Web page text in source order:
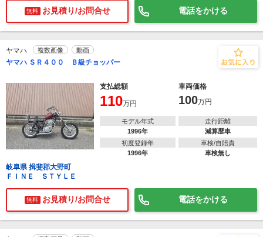
無料 お見積り/お問合せ 電話をかける
ヤマハ 複数画像 動画
ヤマハ ＳＲ４００ Ｂ級チョッパー
支払総額 車両価格
110万円 100万円
モデル年式
1996年
走行距離
減算歴車
初度登録年
1996年
車検/自賠責
車検無し
岐阜県 揖斐郡大野町
ＦＩＮＥ ＳＴＹＬＥ
無料 お見積り/お問合せ 電話をかける